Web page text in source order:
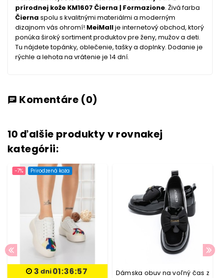
prírodnej kože KM1607 Čierna | Formazione. Živá farba
Čierna spolu s kvalitnými materiálmi a moderným
dizajnom vás ohromí! MeiMallje internetový obchod, ktorý
ponúka široký sortiment produktov pre ženy, mužov a deti.
Tu nájdete topánky, oblečenie, tašky a doplnky. Dodanie je
rýchle a lehota na vrátenie je 14 dní.
chat Komentáre (0)
10 ďalšie produkty v rovnakej
kategórii:
-7% Prirodzená koža
3 dni01:36:57
Dámska obuv na voľný čas z